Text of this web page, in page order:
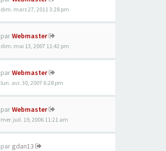
dim. mars 27, 2011 3:28 pm
parWebmaster
dim. mai 13, 2007 11:42 pm
parWebmaster
lun. avr. 30, 2007 6:28 pm
parWebmaster
mer. juil. 19, 2006 11:21 am
par gdan13